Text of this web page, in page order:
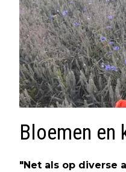
Bloemen en
"Net als op diverse